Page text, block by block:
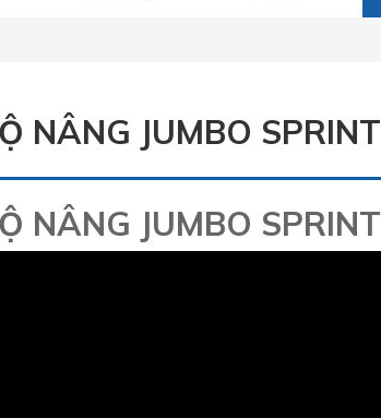
NÂNG JUMBO SPRINT
NÂNG JUMBO SPRINT